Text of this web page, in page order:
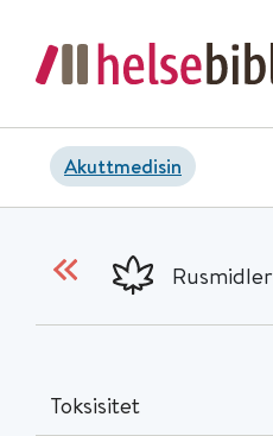
Akuttmedisin
Rusmidler
Toksisitet